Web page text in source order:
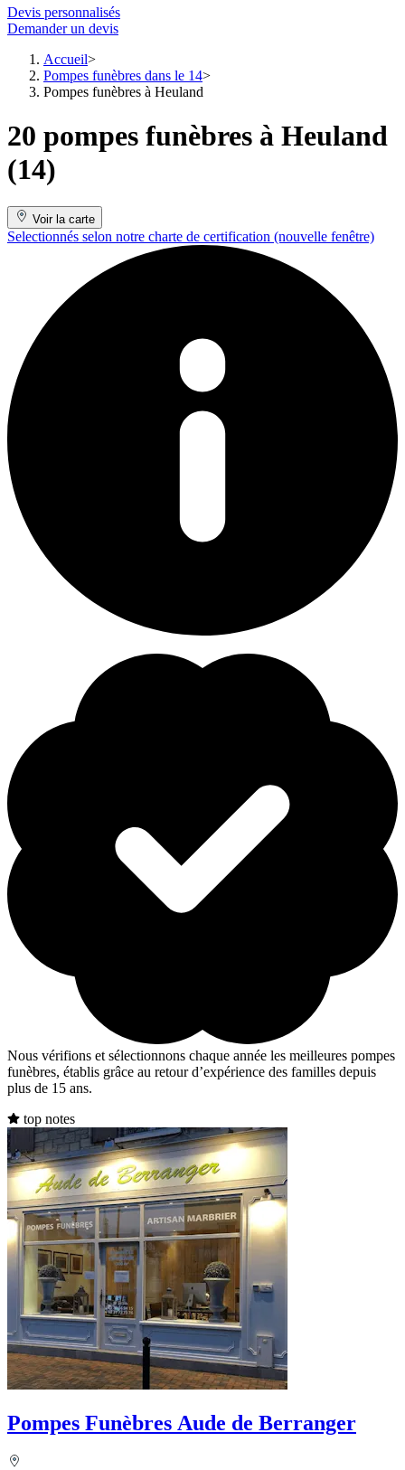
Devis personnalisés
Demander un devis
Accueil
Pompes funèbres dans le 14
Pompes funèbres à Heuland
20 pompes funèbres à Heuland
(14)
Voir la carte
Selectionnés selon notre charte de certification (nouvelle fenêtre)
Nous vérifions et sélectionnons chaque année les meilleures pompes
funèbres, établis grâce au retour d’expérience des familles depuis
plus de 15 ans.
top notes
Pompes Funèbres Aude de Berranger